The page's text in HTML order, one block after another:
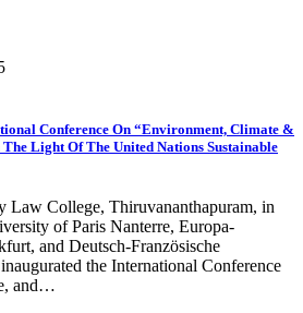
Conference On “Environment, Climate &
Light Of The United Nations Sustainable
Law College, Thiruvananthapuram, in
of Paris Nanterre, Europa-
and Deutsch-Französische
the International Conference
and…